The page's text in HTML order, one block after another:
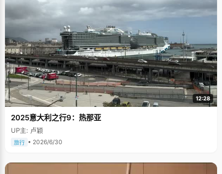
12:28
2025意大利之行9：热那亚
UP主: 卢颖
旅行 • 2026/6/30